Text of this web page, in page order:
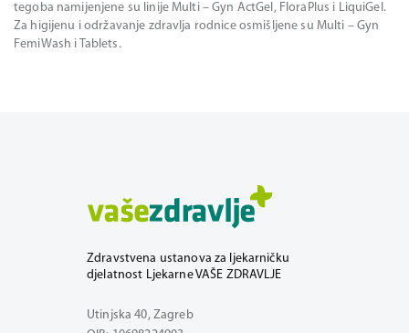
tegoba namijenjene su linije Multi – Gyn ActGel, FloraPlus i LiquiGel.
Za higijenu i održavanje zdravlja rodnice osmišljene su Multi – Gyn
FemiWash i Tablets.
Zdravstvena ustanova za ljekarničku
djelatnost Ljekarne VAŠE ZDRAVLJE
Utinjska 40, Zagreb